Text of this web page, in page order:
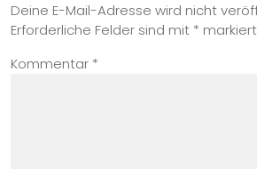
Deine E-Mail-Adresse wird nicht
Erforderliche Felder sind mit * markiert
Kommentar *